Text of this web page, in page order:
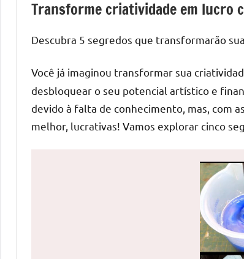
de
de
de
e
as
à
Transforme criatividade em lucro
Descubra 5 segredos que transformarão
Você já imaginou transformar sua
desbloquear o seu potencial artístico e
devido à falta de conhecimento, mas, com
melhor, lucrativas! Vamos explorar cinco